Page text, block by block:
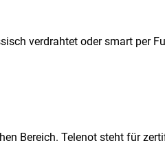
verdrahtet oder smart per
Bereich. Telenot steht für